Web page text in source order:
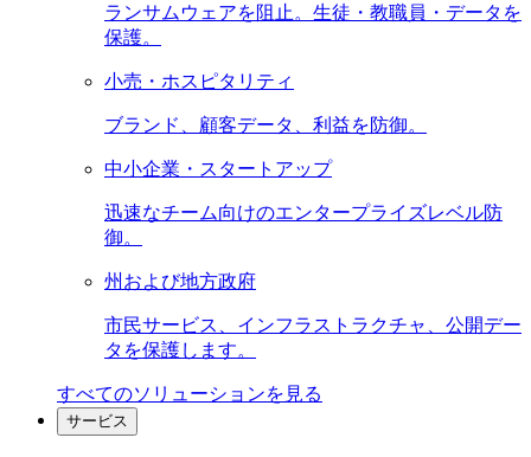
ランサムウェアを阻止。生徒・教職員・データを
保護。
小売・ホスピタリティ
ブランド、顧客データ、利益を防御。
中小企業・スタートアップ
迅速なチーム向けのエンタープライズレベル防
御。
州および地方政府
市民サービス、インフラストラクチャ、公開デー
タを保護します。
すべてのソリューションを見る
サービス